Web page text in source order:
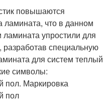
повышаются
ламината, что в данном
упростили для
разработав специальную
для систем теплый
символы: